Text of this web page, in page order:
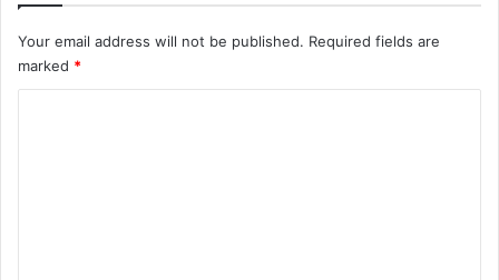
Your email address will not be published. Required fields are
marked *